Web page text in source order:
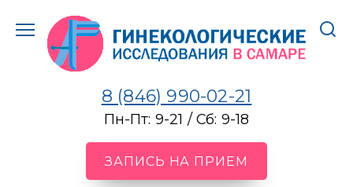
содержанию
8 (846) 990-02-21
Пн-Пт: 9-21 / Сб: 9-18
ЗАПИСЬ НА ПРИЕМ